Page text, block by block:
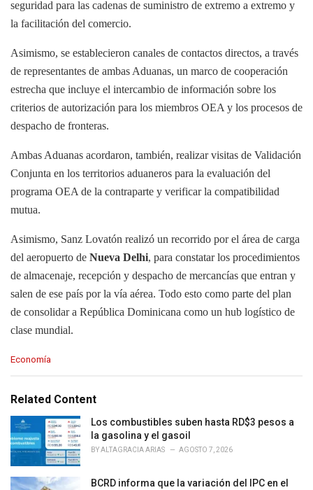
seguridad para las cadenas de suministro de extremo a extremo y
la facilitación del comercio.
Asimismo, se establecieron canales de contactos directos, a través
de representantes de ambas Aduanas, un marco de cooperación
estrecha que incluye el intercambio de información sobre los
criterios de autorización para los miembros OEA y los procesos de
despacho de fronteras.
Ambas Aduanas acordaron, también, realizar visitas de Validación
Conjunta en los territorios aduaneros para la evaluación del
programa OEA de la contraparte y verificar la compatibilidad
mutua.
Asimismo, Sanz Lovatón realizó un recorrido por el área de carga
del aeropuerto de Nueva Delhi, para constatar los procedimientos
de almacenaje, recepción y despacho de mercancías que entran y
salen de ese país por la vía aérea. Todo esto como parte del plan
de consolidar a República Dominicana como un hub logístico de
clase mundial.
C
e
r
i
e
:
Economía
Related Content
Los combustibles suben hasta RD$3 pesos a
la gasolina y el gasoil
BYALTAGRACIA ARIAS AGOSTO 7, 2026
BCRD informa que la variación del IPC en el